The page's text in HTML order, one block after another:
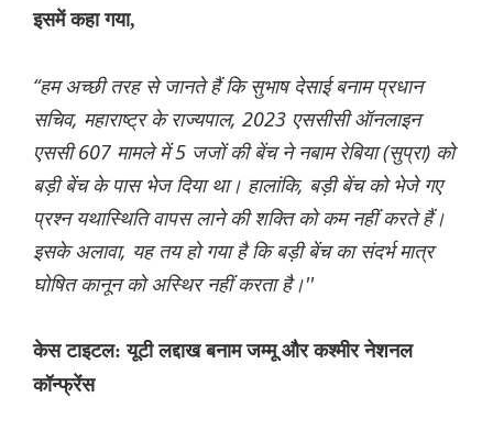
इसमें कहा गया,
“हम अच्छी तरह से जानते हैं कि सुभाष देसाई बनाम प्रधान
सचिव, महाराष्ट्र के राज्यपाल, 2023 एससीसी ऑनलाइन
एससी 607 मामले में 5 जजों की बेंच ने नबाम रेबिया (सुप्रा) को
बड़ी बेंच के पास भेज दिया था। हालांकि, बड़ी बेंच को भेजे गए
प्रश्न यथास्थिति वापस लाने की शक्ति को कम नहीं करते हैं।
इसके अलावा, यह तय हो गया है कि बड़ी बेंच का संदर्भ मात्र
घोषित कानून को अस्थिर नहीं करता है।''
केस टाइटल: यूटी लद्दाख बनाम जम्मू और कश्मीर नेशनल
कॉन्फ्रेंस